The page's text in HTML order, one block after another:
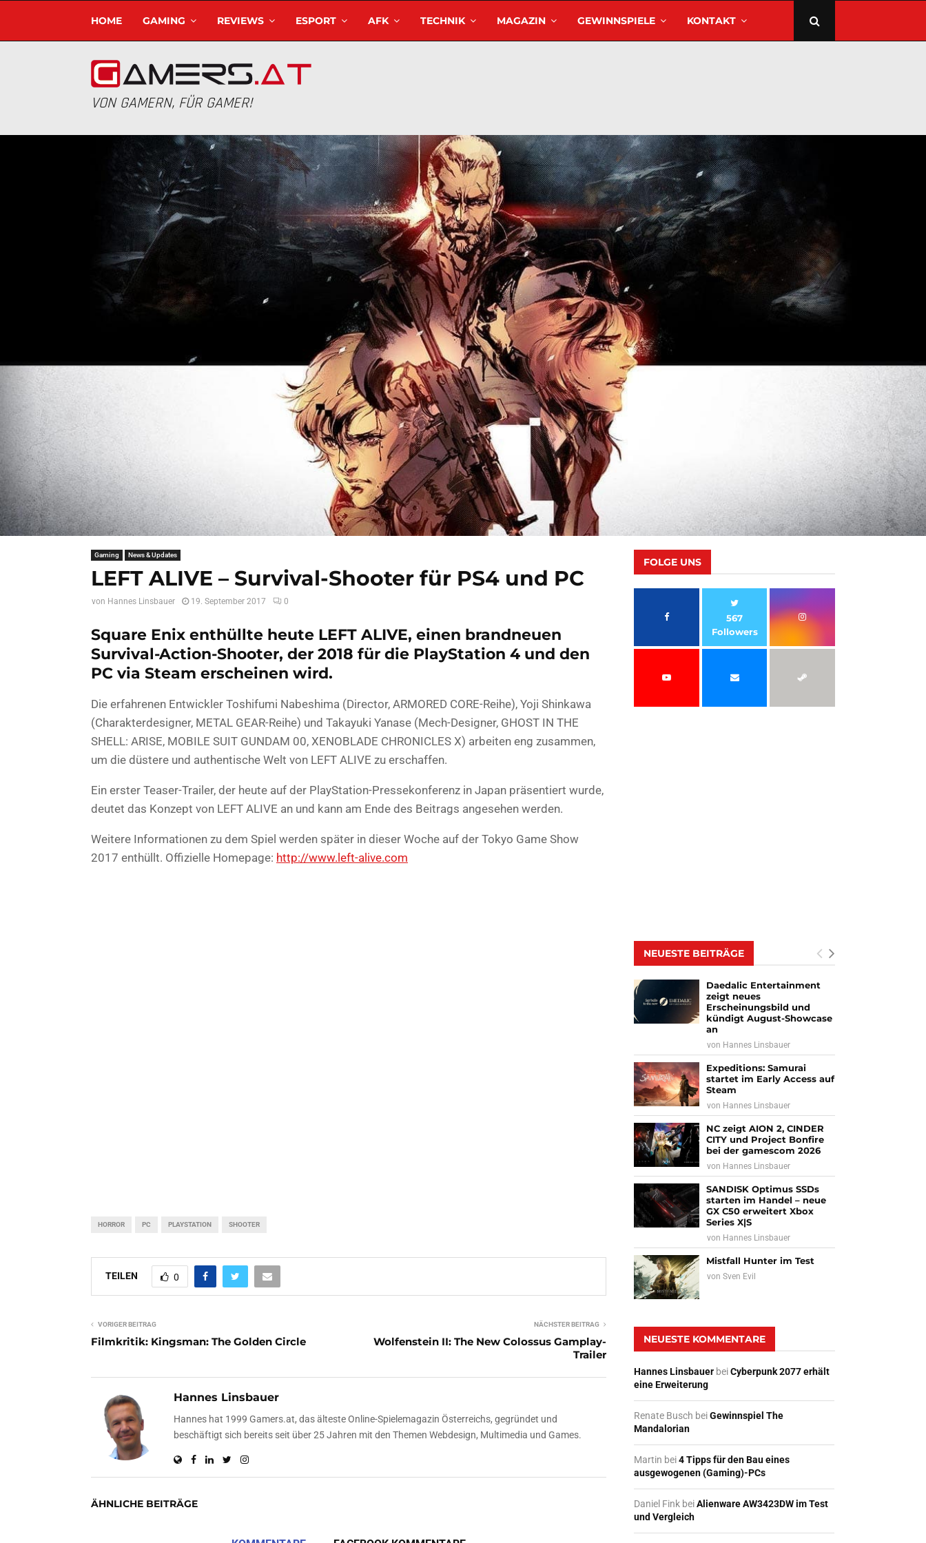
HOME GAMING REVIEWS ESPORT AFK TECHNIK MAGAZIN GEWINNSPIELE KONTAKT
VON GAMERN, FÜR GAMER!
Gaming News & Updates
LEFT ALIVE – Survival-Shooter für PS4 und PC
von Hannes Linsbauer 19. September 2017 0
Square Enix enthüllte heute LEFT ALIVE, einen brandneuen
Survival-Action-Shooter, der 2018 für die PlayStation 4 und den
PC via Steam erscheinen wird.
Die erfahrenen Entwickler Toshifumi Nabeshima (Director, ARMORED CORE-Reihe), Yoji Shinkawa
(Charakterdesigner, METAL GEAR-Reihe) und Takayuki Yanase (Mech-Designer, GHOST IN THE
SHELL: ARISE, MOBILE SUIT GUNDAM 00, XENOBLADE CHRONICLES X) arbeiten eng zusammen,
um die düstere und authentische Welt von LEFT ALIVE zu erschaffen.
Ein erster Teaser-Trailer, der heute auf der PlayStation-Pressekonferenz in Japan präsentiert wurde,
deutet das Konzept von LEFT ALIVE an und kann am Ende des Beitrags angesehen werden.
Weitere Informationen zu dem Spiel werden später in dieser Woche auf der Tokyo Game Show
2017 enthüllt. Offizielle Homepage: http://www.left-alive.com
HORROR PC PLAYSTATION SHOOTER
TEILEN 0
VORIGER BEITRAG
Filmkritik: Kingsman: The Golden Circle
NÄCHSTER BEITRAG
Wolfenstein II: The New Colossus Gamplay-
Trailer
Hannes Linsbauer
Hannes hat 1999 Gamers.at, das älteste Online-Spielemagazin Österreichs, gegründet und
beschäftigt sich bereits seit über 25 Jahren mit den Themen Webdesign, Multimedia und Games.
ÄHNLICHE BEITRÄGE
FOLGE UNS
567
Followers
NEUESTE BEITRÄGE
Daedalic Entertainment
zeigt neues
Erscheinungsbild und
kündigt August-Showcase
an
von Hannes Linsbauer
Expeditions: Samurai
startet im Early Access auf
Steam
von Hannes Linsbauer
NC zeigt AION 2, CINDER
CITY und Project Bonfire
bei der gamescom 2026
von Hannes Linsbauer
SANDISK Optimus SSDs
starten im Handel – neue
GX C50 erweitert Xbox
Series X|S
von Hannes Linsbauer
Mistfall Hunter im Test
vonSven Evil
NEUESTE KOMMENTARE
Hannes Linsbauer beiCyberpunk 2077 erhält
eine Erweiterung
Renate Busch beiGewinnspiel The
Mandalorian
Martin bei4 Tipps für den Bau eines
ausgewogenen (Gaming)-PCs
Daniel Fink beiAlienware AW3423DW im Test
und Vergleich